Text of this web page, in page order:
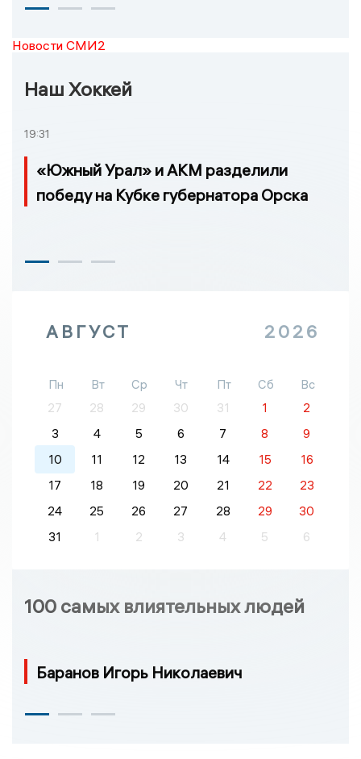
Новости СМИ2
Наш Хоккей
19:31
«Южный Урал» и АКМ разделили
победу на Кубке губернатора Орска
АВГУСТ 2026
Пн Вт Ср Чт Пт Сб
Вс
27
28 29 30 31 1
2
3
4 5 6 7 8
9
10
11 12 13 14 15
16
17
18 19 20 21 22
23
24
25 26 27 28 29
30
31
1 2 3 4 5 6
100 самых влиятельных людей
Баранов Игорь Николаевич